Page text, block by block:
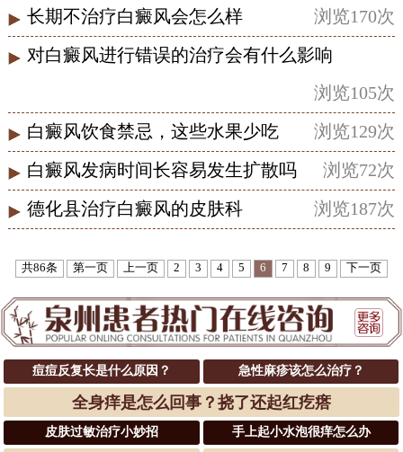
长期不治疗白癜风会怎么样 浏览170次
对白癜风进行错误的治疗会有什么影响
浏览105次
白癜风饮食禁忌，这些水果少吃 浏览129次
白癜风发病时间长容易发生扩散吗 浏览72次
德化县治疗白癜风的皮肤科 浏览187次
共86条 第一页 上一页 2 3 4 5 6 7 8 9 下一页
痘痘反复长是什么原因？ 急性麻疹该怎么治疗？
全身痒是怎么回事？挠了还起红疙瘩
皮肤过敏治疗小妙招 手上起小水泡很痒怎么办